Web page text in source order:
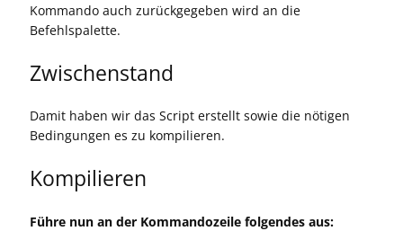
Kommando auch zurückgegeben wird an die
Befehlspalette.
Zwischenstand
Damit haben wir das Script erstellt sowie die nötigen
Bedingungen es zu kompilieren.
Kompilieren
Führe nun an der Kommandozeile folgendes aus: